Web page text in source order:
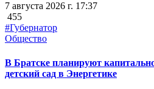
7 августа 2026 г. 17:37
455
#Губернатор
Общество
В Братске планируют
детский сад в Энергетике